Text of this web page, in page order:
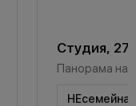
Студия,
Панорама на